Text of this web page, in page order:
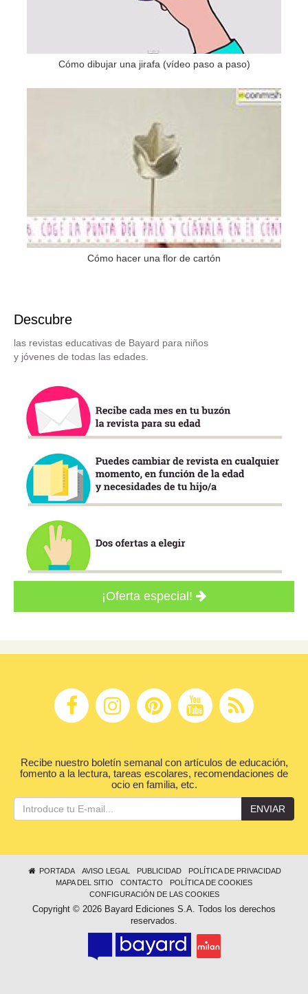
Cómo dibujar una jirafa (vídeo paso a paso)
Cómo hacer una flor de cartón
Descubre
las revistas educativas de Bayard para niños
y jóvenes de todas las edades.
¡Oferta especial!
Recibe nuestro boletín semanal con artículos de educación,
fomento a la lectura, tareas escolares, recomendaciones de
ocio en familia, etc.
ENVIAR
PORTADA AVISO LEGAL PUBLICIDAD
POLÍTICA DE PRIVACIDAD
MAPA DEL SITIO
CONTACTO
POLÍTICA DE COOKIES
CONFIGURACIÓN DE LAS COOKIES
Copyright © 2026 Bayard Ediciones S.A. Todos los derechos
reservados.